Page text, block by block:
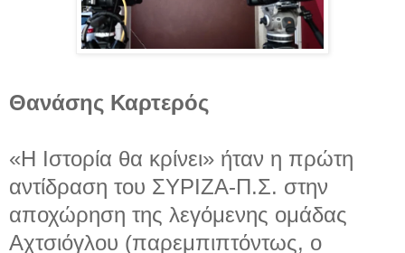
Θανάσης Καρτερός
«Η Ιστορία θα κρίνει» ήταν η πρώτη
αντίδραση του ΣΥΡΙΖΑ-Π.Σ. στην
αποχώρηση της λεγόμενης ομάδας
Αχτσιόγλου (παρεμπιπτόντως, ο